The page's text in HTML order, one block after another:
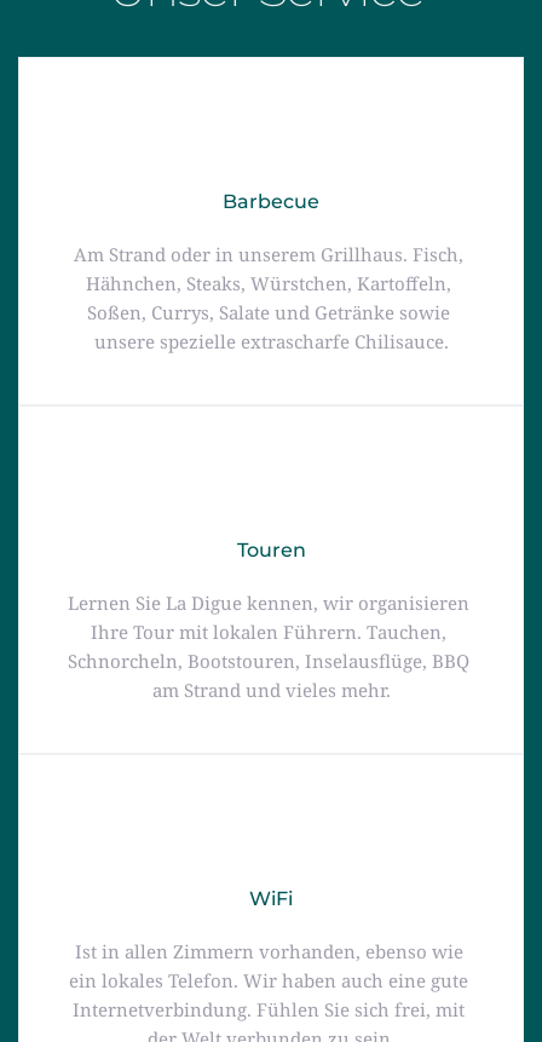
Barbecue
Am Strand oder in unserem Grillhaus. Fisch,
Hähnchen, Steaks, Würstchen, Kartoffeln,
Soßen, Currys, Salate und Getränke sowie
unsere spezielle extrascharfe Chilisauce.
Touren
Lernen Sie La Digue kennen, wir organisieren
Ihre Tour mit lokalen Führern. Tauchen,
Schnorcheln, Bootstouren, Inselausflüge, BBQ
am Strand und vieles mehr.
WiFi
Ist in allen Zimmern vorhanden, ebenso wie
ein lokales Telefon. Wir haben auch eine gute
Internetverbindung. Fühlen Sie sich frei, mit